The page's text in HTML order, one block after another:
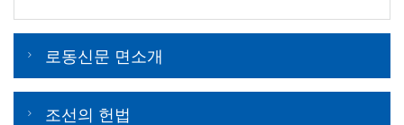
로동신문 면소개
조선의 헌법